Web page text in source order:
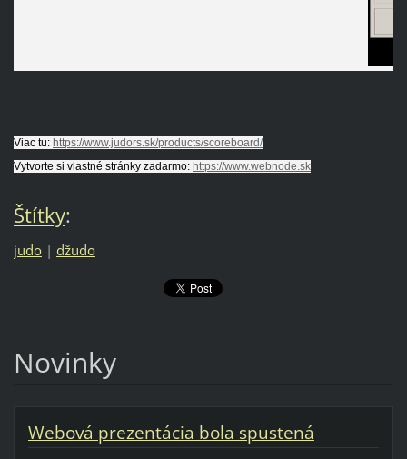
Viac tu: https://www.judors.sk/products/scoreboard/
Vytvorte si vlastné stránky zadarmo: https://www.webnode.sk
Štítky:
judo | džudo
Novinky
Webová prezentácia bola spustená